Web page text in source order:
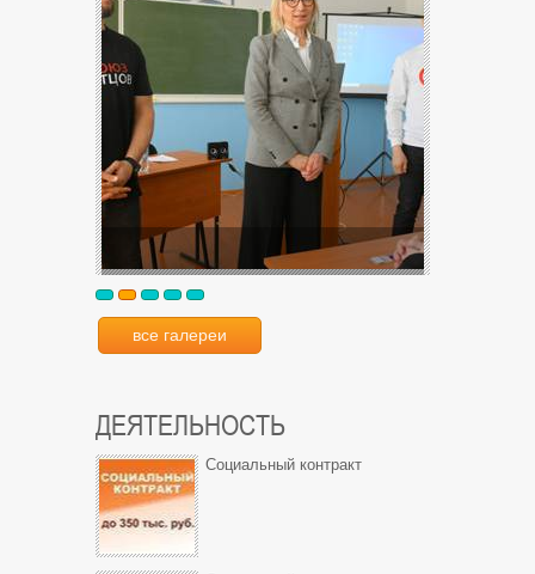
все галереи
ДЕЯТЕЛЬНОСТЬ
Социальный контракт